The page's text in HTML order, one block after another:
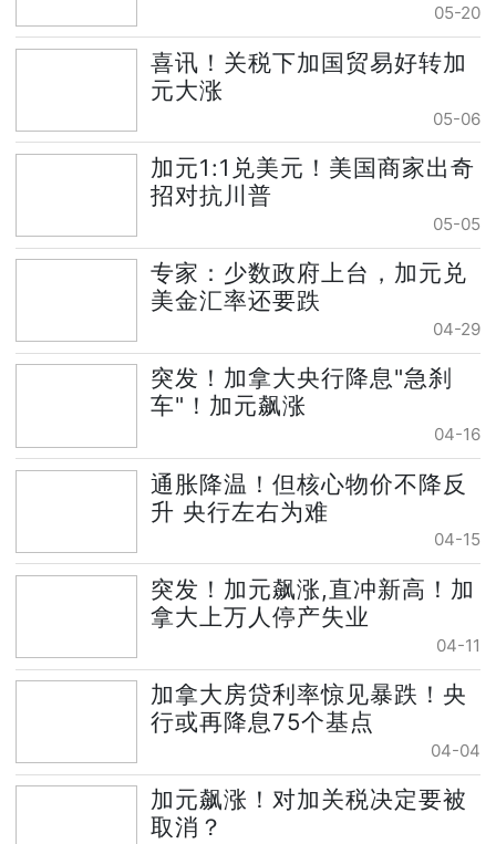
05-20
喜讯！关税下加国贸易好转加
元大涨
05-06
加元1:1兑美元！美国商家出奇
招对抗川普
05-05
专家：少数政府上台，加元兑
美金汇率还要跌
04-29
突发！加拿大央行降息"急刹
车"！加元飙涨
04-16
通胀降温！但核心物价不降反
升 央行左右为难
04-15
突发！加元飙涨,直冲新高！加
拿大上万人停产失业
04-11
加拿大房贷利率惊见暴跌！央
行或再降息75个基点
04-04
加元飙涨！对加关税决定要被
取消？